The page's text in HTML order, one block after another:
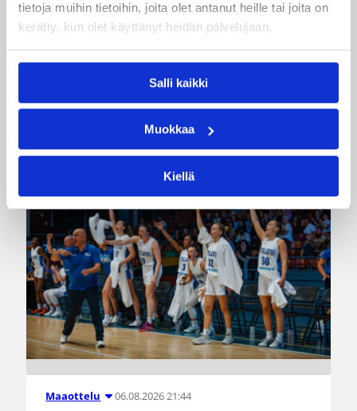
tietoja muihin tietoihin, joita olet antanut heille tai joita on
kerätty, kun olet käyttänyt heidän palvelujaan.
Salli kaikki
Muokkaa
Kiellä
Korisliiga Pääjuttu Sarjat
Katso myös
Maaottelu 06.08.2026 21:44